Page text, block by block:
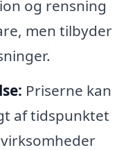
og rensning
men tilbyder
Priserne kan
af tidspunktet